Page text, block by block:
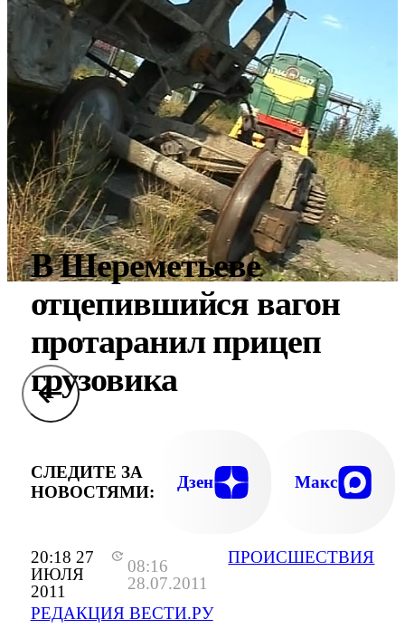
20:18 27
ИЮЛЯ
2011
08:16
28.07.2011
РЕДАКЦИЯ ВЕСТИ.РУ
ПРОИСШЕСТВИЯ
В Шереметьеве
отцепившийся вагон
протаранил прицеп
грузовика
СЛЕДИТЕ ЗА
НОВОСТЯМИ:
Дзен Макс